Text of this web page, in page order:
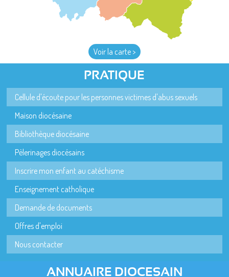
Voir la carte >
PRATIQUE
Cellule d'écoute pour les personnes victimes d'abus sexuels
Maison diocésaine
Bibliothèque diocésaine
Pèlerinages diocésains
Inscrire mon enfant au catéchisme
Enseignement catholique
Demande de documents
Offres d'emploi
Nous contacter
ANNUAIRE DIOCESAIN